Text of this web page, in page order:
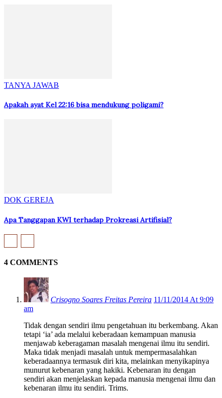
TANYA JAWAB
Apakah ayat Kel 22:16 bisa mendukung poligami?
DOK GEREJA
Apa Tanggapan KWI terhadap Prokreasi Artifisial?
4 COMMENTS
Crisogno Soares Freitas Pereira 11/11/2014 At 9:09
am
Tidak dengan sendiri ilmu pengetahuan itu berkembang. Akan
tetapi ‘ia’ ada melalui keberadaan kemampuan manusia
menjawab keberagaman masalah mengenai ilmu itu sendiri.
Maka tidak menjadi masalah untuk mempermasalahkan
keberadaannya termasuk diri kita, melainkan menyikapinya
munurut kebenaran yang hakiki. Kebenaran itu dengan
sendiri akan menjelaskan kepada manusia mengenai ilmu dan
kebenaran ilmu itu sendiri. Trims.